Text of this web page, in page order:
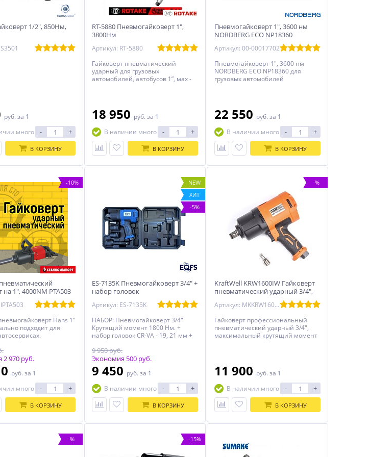
1/2", 850Нм,
руб. за 1
много
- +
В КОРЗИНУ
RT-5880 Пневмогайковерт 1",
3800Нм
Артикул: RT-5880
Гайковерт пневматический
ударный для грузовых
автомобилей, автобусов 1”, мах -
автомобилей, автобусов,
троллейбусов и спецтехники.
18 950 руб. за 1
В наличии много
- +
В КОРЗИНУ
Пневмогайковерт 1", 3600 нм
NORDBERG ECO NP18360
Артикул: 00-00017702
Пневмогайковерт 1", 3600 нм
NORDBERG ECO NP18360 для
грузовых автомобилей
22 550 руб. за 1
В наличии много
- +
В КОРЗИНУ
-10%
на 1", 4000NM PTA503
Hans 1"
подходит для
970 руб.
руб. за 1
много
- +
В КОРЗИНУ
NEW
ХИТ
-5%
ES-7135K Пневмогайковерт 3/4" +
набор головок
Артикул: ES-7135K
НАБОР: Пневмогайковерт 3/4"
Крутящий момент 1800 Нм. +
набор головок CR-VA - 19, 21 мм +
сильно прикипевшую гайку или
болт. Устойчив к перегрузкам -
работает на индустриальных
подшипниках.
9 950 руб.
Экономия 500 руб.
9 450 руб. за 1
В наличии много
- +
В КОРЗИНУ
%
KraftWell KRW1600IW Гайковерт
пневматический ударный 3/4",
Артикул: MKKRW1600IW
Гайковерт профессиональный
пневматический ударный 3/4",
максимальный крутящий момент
11 900 руб. за 1
В наличии много
- +
В КОРЗИНУ
% -15%